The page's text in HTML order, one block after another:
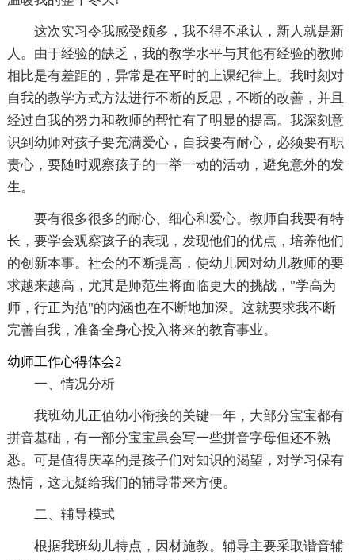
这次实习令我感受颇多，我不得不承认，新人就是新
人。由于经验的缺乏，我的教学水平与其他有经验的教师
相比是有差距的，异常是在平时的上课纪律上。我时刻对
自我的教学方式方法进行不断的反思，不断的改善，并且
经过自我的努力和教师的帮忙有了明显的提高。我深刻意
识到幼师对孩子要充满爱心，自我要有耐心，必须要有职
责心，要随时观察孩子的一举一动的活动，避免意外的发
生。
要有很多很多的耐心、细心和爱心。教师自我要有特
长，要学会观察孩子的表现，发现他们的优点，培养他们
的创新本事。社会的不断提高，使幼儿园对幼儿教师的要
求越来越高，尤其是师范生将面临更大的挑战，"学高为
师，行正为范"的内涵也在不断地加深。这就要求我不断
完善自我，准备全身心投入将来的教育事业。
幼师工作心得体会2
一、情况分析
我班幼儿正值幼小衔接的关键一年，大部分宝宝都有
拼音基础，有一部分宝宝虽会写一些拼音字母但还不熟
悉。可是值得庆幸的是孩子们对知识的渴望，对学习保有
热情，这无疑给我们的辅导带来方便。
二、辅导模式
根据我班幼儿特点，因材施教。辅导主要采取谐音辅